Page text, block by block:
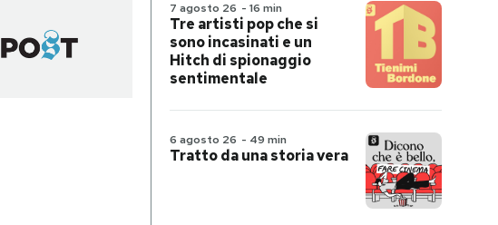
7 agosto 26 - 16 min
Tre artisti pop che si
sono incasinati e un
Hitch di spionaggio
sentimentale
6 agosto 26 - 49 min
Tratto da una storia vera